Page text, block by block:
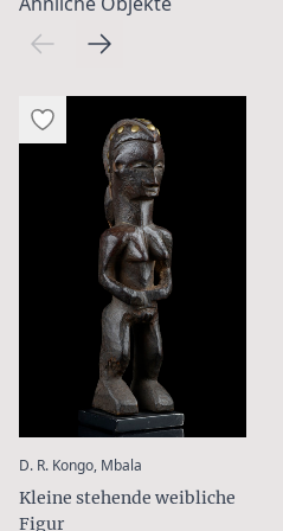
D. R. Kongo, Mbala
Kleine stehende weibliche
Figur